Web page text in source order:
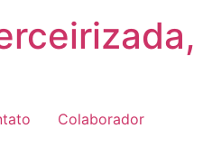
Colaborador